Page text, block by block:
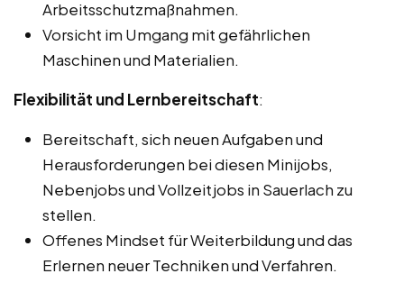
Arbeitsschutzmaßnahmen.
Vorsicht im Umgang mit gefährlichen
Maschinen und Materialien.
Flexibilität und Lernbereitschaft:
Bereitschaft, sich neuen Aufgaben und
Herausforderungen bei diesen Minijobs,
Nebenjobs und Vollzeitjobs in Sauerlach zu
stellen.
Offenes Mindset für Weiterbildung und das
Erlernen neuer Techniken und Verfahren.